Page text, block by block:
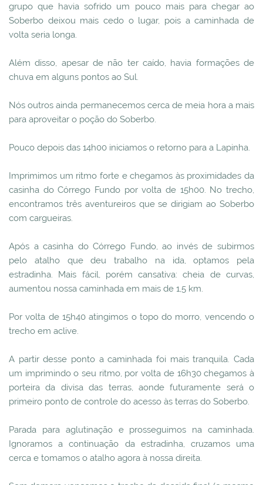
grupo que havia sofrido um pouco mais para chegar ao
Soberbo deixou mais cedo o lugar, pois a caminhada de
volta seria longa.
Além disso, apesar de não ter caído, havia formações de
chuva em alguns pontos ao Sul.
Nós outros ainda permanecemos cerca de meia hora a mais
para aproveitar o poção do Soberbo.
Pouco depois das 14h00 iniciamos o retorno para a Lapinha.
Imprimimos um ritmo forte e chegamos às proximidades da
casinha do Córrego Fundo por volta de 15h00. No trecho,
encontramos três aventureiros que se dirigiam ao Soberbo
com cargueiras.
Após a casinha do Córrego Fundo, ao invés de subirmos
pelo atalho que deu trabalho na ida, optamos pela
estradinha. Mais fácil, porém cansativa: cheia de curvas,
aumentou nossa caminhada em mais de 1,5 km.
Por volta de 15h40 atingimos o topo do morro, vencendo o
trecho em aclive.
A partir desse ponto a caminhada foi mais tranquila. Cada
um imprimindo o seu ritmo, por volta de 16h30 chegamos à
porteira da divisa das terras, aonde futuramente será o
primeiro ponto de controle do acesso às terras do Soberbo.
Parada para aglutinação e prosseguimos na caminhada.
Ignoramos a continuação da estradinha, cruzamos uma
cerca e tomamos o atalho agora à nossa direita.